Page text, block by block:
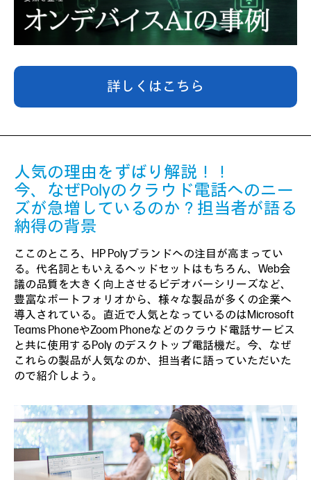
詳しくはこちら
人気の理由をずばり解説！！
今、なぜPolyのクラウド電話へのニー
ズが急増しているのか？担当者が語る
納得の背景
ここのところ、HP Polyブランドへの注目が高まってい
る。代名詞ともいえるヘッドセットはもちろん、Web会
議の品質を大きく向上させるビデオバーシリーズなど、
豊富なポートフォリオから、様々な製品が多くの企業へ
導入されている。直近で人気となっているのはMicrosoft
Teams PhoneやZoom Phoneなどのクラウド電話サービス
と共に使用するPoly のデスクトップ電話機だ。今、なぜ
これらの製品が人気なのか、担当者に語っていただいた
ので紹介しよう。